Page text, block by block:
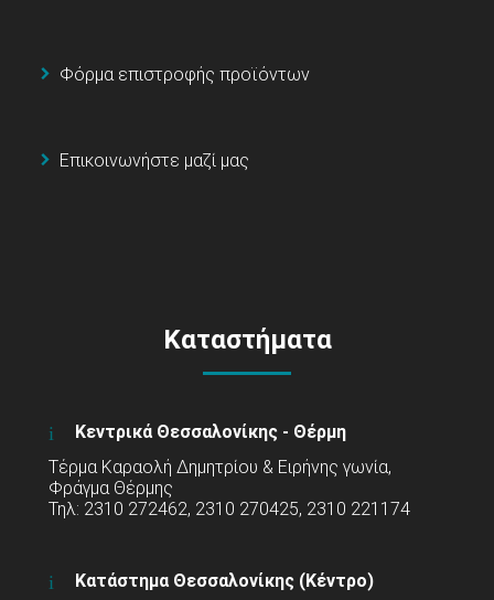
Φόρμα επιστροφής προϊόντων
Επικοινωνήστε μαζί μας
Καταστήματα
Κεντρικά Θεσσαλονίκης - Θέρμη
Τέρμα Καραολή Δημητρίου & Ειρήνης γωνία,
Φράγμα Θέρμης
Τηλ: 2310 272462, 2310 270425, 2310 221174
Κατάστημα Θεσσαλονίκης (Κέντρο)